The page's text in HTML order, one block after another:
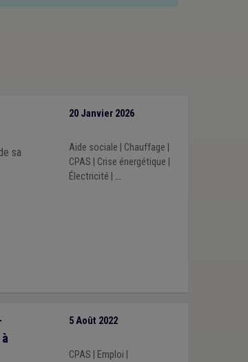
sa
20 Janvier 2026
Aide sociale Chauffage
CPAS
Crise énergétique
Électricité
...
5 Août 2022
CPAS Emploi